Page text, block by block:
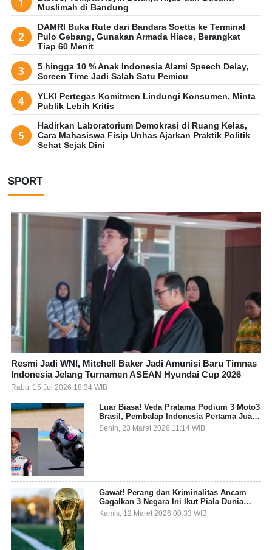
Muslimah di Bandung
DAMRI Buka Rute dari Bandara Soetta ke Terminal
Pulo Gebang, Gunakan Armada Hiace, Berangkat
Tiap 60 Menit
5 hingga 10 % Anak Indonesia Alami Speech Delay,
Screen Time Jadi Salah Satu Pemicu
YLKI Pertegas Komitmen Lindungi Konsumen, Minta
Publik Lebih Kritis
Hadirkan Laboratorium Demokrasi di Ruang Kelas,
Cara Mahasiswa Fisip Unhas Ajarkan Praktik Politik
Sehat Sejak Dini
SPORT
Resmi Jadi WNI, Mitchell Baker Jadi Amunisi Baru Timnas
Indonesia Jelang Turnamen ASEAN Hyundai Cup 2026
Rabu, 15 Jul 2026 18:34 WIB
Luar Biasa! Veda Pratama Podium 3 Moto3
Brasil, Pembalap Indonesia Pertama Juara
Grand Prix
Senin, 23 Maret 2026 11:14 WIB
Gawat! Perang dan Kriminalitas Ancam
Gagalkan 3 Negara Ini Ikut Piala Dunia
2026
Kamis, 12 Maret 2026 00:33 WIB